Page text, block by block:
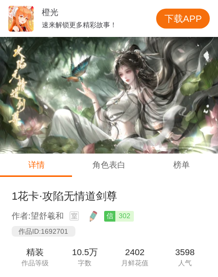
详情 角色表白 榜单
1花卡·攻陷无情道剑尊
作者:望舒羲和 信
302
作品ID:1692701
精装
作品等级
10.5万
字数
2402
月鲜花值
3598
人气
橙光
速来解锁更多精彩故事！
下载APP